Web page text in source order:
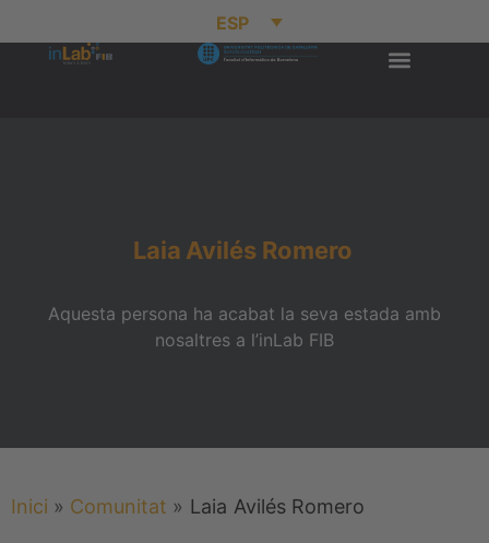
ESP
Laia Avilés Romero
Aquesta persona ha acabat la seva estada amb
nosaltres a l’inLab FIB
Inici » Comunitat » Laia Avilés Romero